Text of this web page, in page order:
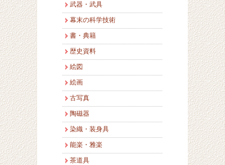
武器・武具
幕末の科学技術
書・典籍
歴史資料
絵図
絵画
古写真
陶磁器
染織・装身具
能楽・雅楽
茶道具